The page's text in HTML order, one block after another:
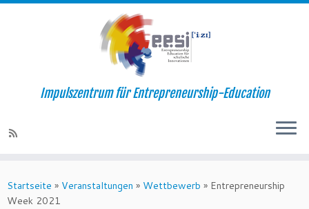
Impulszentrum für Entrepreneurship-Education
Startseite » Veranstaltungen » Wettbewerb » Entrepreneurship
Week 2021